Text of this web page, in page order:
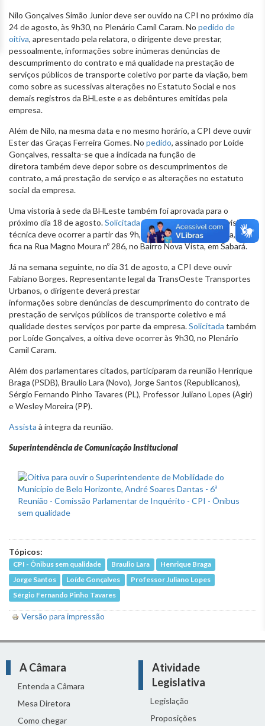
Nilo Gonçalves Simão Junior deve ser ouvido na CPI no próximo dia
24 de agosto, às 9h30, no Plenário Camil Caram. No pedido de
oitiva, apresentado pela relatora, o dirigente deve prestar,
pessoalmente, informações sobre inúmeras denúncias de
descumprimento do contrato e má qualidade na prestação de
serviços públicos de transporte coletivo por parte da viação, bem
como sobre as sucessivas alterações no Estatuto Social e nos
demais registros da BHLeste e as debêntures emitidas pela
empresa.
Além de Nilo, na mesma data e no mesmo horário, a CPI deve ouvir
Ester das Graças Ferreira Gomes. No pedido, assinado por Loíde
Gonçalves, ressalta-se que a indicada na função de
diretora também deve depor sobre os descumprimentos de
contrato, a má prestação de serviço e as alterações no estatuto
social da empresa.
Uma vistoria à sede da BHLeste também foi aprovada para o
próximo dia 18 de agosto.Solicitadapor Loíde Gonçalves, a visita
técnica deve ocorrer a partir das 9h, no endereço da empresa, que
fica na Rua Magno Moura nº 286, no Bairro Nova Vista, em Sabará.
Já na semana seguinte, no dia 31 de agosto, a CPI deve ouvir
Fabiano Borges. Representante legal da TransOeste Transportes
Urbanos, o dirigente deverá prestar
informações sobre denúncias de descumprimento do contrato de
prestação de serviços públicos de transporte coletivo e má
qualidade destes serviços por parte da empresa.Solicitada também
por Loíde Gonçalves, a oitiva deve ocorrer às 9h30, no Plenário
Camil Caram.
Além dos parlamentares citados, participaram da reunião Henrique
Braga (PSDB), Braulio Lara (Novo), Jorge Santos (Republicanos),
Sérgio Fernando Pinho Tavares (PL), Professor Juliano Lopes (Agir)
e Wesley Moreira (PP).
Assista à íntegra da reunião.
Superintendência de Comunicação Institucional
Tópicos:
CPI - Ônibus sem qualidade Braulio Lara
Henrique Braga
Jorge Santos
Loíde Gonçalves
Professor Juliano Lopes
Sérgio Fernando Pinho Tavares
Versão para impressão
A Câmara
Entenda a Câmara
Mesa Diretora
Como chegar
Atividade
Legislativa
Legislação
Proposições